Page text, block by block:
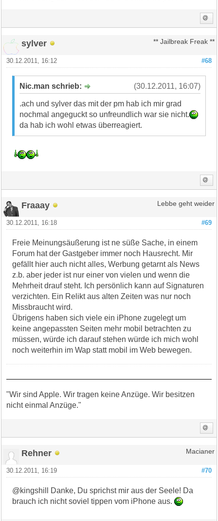
sylver ** Jailbreak Freak **
#68
30.12.2011, 16:12
(30.12.2011, 16:07)
Nic.man schrieb:
.ach und sylver das mit der pm hab ich mir grad
nochmal angeguckt so unfreundlich war sie nicht.
da hab ich wohl etwas überreagiert.
Fraaay Lebbe geht weider
#69
30.12.2011, 16:18
Freie Meinungsäußerung ist ne süße Sache, in einem
Forum hat der Gastgeber immer noch Hausrecht. Mir
gefällt hier auch nicht alles, Werbung getarnt als News
z.b. aber jeder ist nur einer von vielen und wenn die
Mehrheit drauf steht. Ich persönlich kann auf Signaturen
verzichten. Ein Relikt aus alten Zeiten was nur noch
Missbraucht wird.
Übrigens haben sich viele ein iPhone zugelegt um
keine angepassten Seiten mehr mobil betrachten zu
müssen, würde ich darauf stehen würde ich mich wohl
noch weiterhin im Wap statt mobil im Web bewegen.
"Wir sind Apple. Wir tragen keine Anzüge. Wir besitzen
nicht einmal Anzüge."
Rehner Macianer
#70
30.12.2011, 16:19
@kingshill Danke, Du sprichst mir aus der Seele! Da
brauch ich nicht soviel tippen vom iPhone aus.